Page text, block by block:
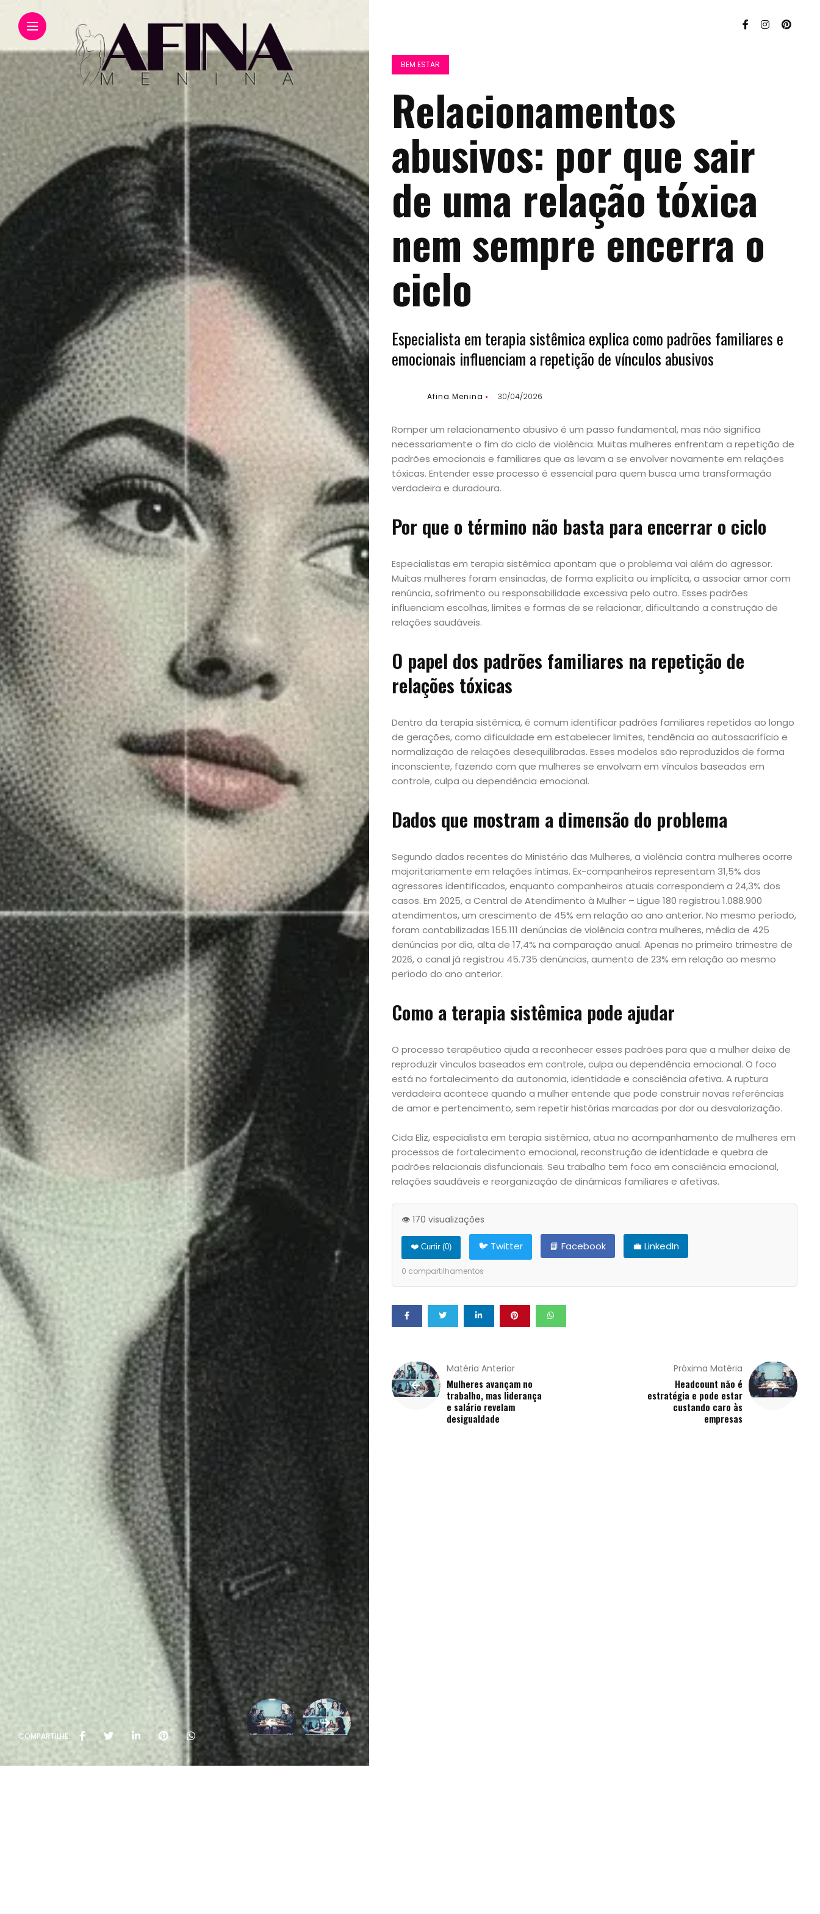
Início
Academia
Beleza
Bora
Casa
e
Decoração
Exclusiva
Homem
&
Filhos
Notícias
Opinião
Pets
Receitas
Saúde
e
Qualidade
Vida
Sexualidade
COMPARTILHE:
BEM ESTAR
Relacionamentos
abusivos: por que sair
de uma relação tóxica
nem sempre encerra o
ciclo
Especialista em terapia sistêmica explica como padrões familiares e
emocionais influenciam a repetição de vínculos abusivos
Afina Menina 30/04/2026
Romper um relacionamento abusivo é um passo fundamental, mas não significa
necessariamente o fim do ciclo de violência. Muitas mulheres enfrentam a repetição de
padrões emocionais e familiares que as levam a se envolver novamente em relações
tóxicas. Entender esse processo é essencial para quem busca uma transformação
verdadeira e duradoura.
Por que o término não basta para encerrar o ciclo
Especialistas em terapia sistêmica apontam que o problema vai além do agressor.
Muitas mulheres foram ensinadas, de forma explícita ou implícita, a associar amor com
renúncia, sofrimento ou responsabilidade excessiva pelo outro. Esses padrões
influenciam escolhas, limites e formas de se relacionar, dificultando a construção de
relações saudáveis.
O papel dos padrões familiares na repetição de
relações tóxicas
Dentro da terapia sistêmica, é comum identificar padrões familiares repetidos ao longo
de gerações, como dificuldade em estabelecer limites, tendência ao autossacrifício e
normalização de relações desequilibradas. Esses modelos são reproduzidos de forma
inconsciente, fazendo com que mulheres se envolvam em vínculos baseados em
controle, culpa ou dependência emocional.
Dados que mostram a dimensão do problema
Segundo dados recentes do Ministério das Mulheres, a violência contra mulheres ocorre
majoritariamente em relações íntimas. Ex-companheiros representam 31,5% dos
agressores identificados, enquanto companheiros atuais correspondem a 24,3% dos
casos. Em 2025, a Central de Atendimento à Mulher – Ligue 180 registrou 1.088.900
atendimentos, um crescimento de 45% em relação ao ano anterior. No mesmo período,
foram contabilizadas 155.111 denúncias de violência contra mulheres, média de 425
denúncias por dia, alta de 17,4% na comparação anual. Apenas no primeiro trimestre de
2026, o canal já registrou 45.735 denúncias, aumento de 23% em relação ao mesmo
período do ano anterior.
Como a terapia sistêmica pode ajudar
O processo terapêutico ajuda a reconhecer esses padrões para que a mulher deixe de
reproduzir vínculos baseados em controle, culpa ou dependência emocional. O foco
está no fortalecimento da autonomia, identidade e consciência afetiva. A ruptura
verdadeira acontece quando a mulher entende que pode construir novas referências
de amor e pertencimento, sem repetir histórias marcadas por dor ou desvalorização.
Cida Eliz, especialista em terapia sistêmica, atua no acompanhamento de mulheres em
processos de fortalecimento emocional, reconstrução de identidade e quebra de
padrões relacionais disfuncionais. Seu trabalho tem foco em consciência emocional,
relações saudáveis e reorganização de dinâmicas familiares e afetivas.
👁️ 170 visualizações
❤️ Curtir (0) 🐦 Twitter 📘 Facebook 💼 LinkedIn
0 compartilhamentos
Matéria Anterior
Mulheres avançam no
trabalho, mas liderança
e salário revelam
desigualdade
Próxima Matéria
Headcount não é
estratégia e pode estar
custando caro às
empresas